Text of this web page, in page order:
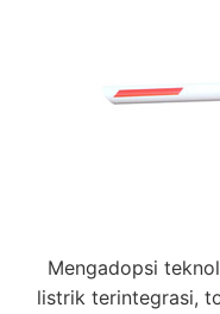
Mengadopsi
listrik terintegrasi,